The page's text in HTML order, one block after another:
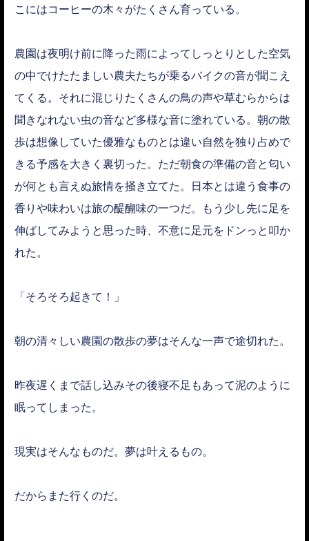
こにはコーヒーの木々がたくさん育っている。
農園は夜明け前に降った雨によってしっとりとした空気
の中でけたたましい農夫たちが乗るバイクの音が聞こえ
てくる。それに混じりたくさんの鳥の声や草むらからは
聞きなれない虫の音など多様な音に塗れている。朝の散
歩は想像していた優雅なものとは違い自然を独り占めで
きる予感を大きく裏切った。ただ朝食の準備の音と匂い
が何とも言えぬ旅情を掻き立てた。日本とは違う食事の
香りや味わいは旅の醍醐味の一つだ。もう少し先に足を
伸ばしてみようと思った時、不意に足元をドンっと叩か
れた。
「そろそろ起きて！」
朝の清々しい農園の散歩の夢はそんな一声で途切れた。
昨夜遅くまで話し込みその後寝不足もあって泥のように
眠ってしまった。
現実はそんなものだ。夢は叶えるもの。
だからまた行くのだ。